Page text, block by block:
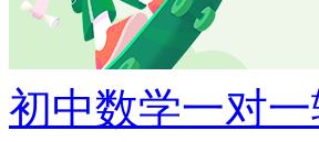
初中数学一对